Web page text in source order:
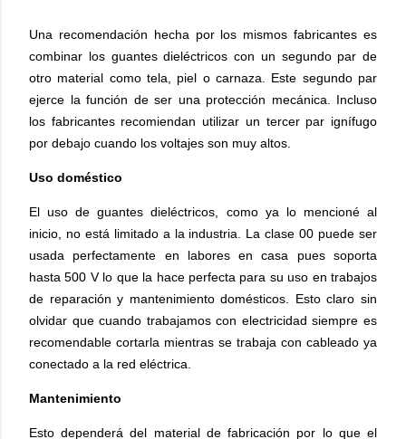
Una recomendación hecha por los mismos fabricantes es
combinar los guantes dieléctricos con un segundo par de
otro material como tela, piel o carnaza. Este segundo par
ejerce la función de ser una protección mecánica. Incluso
los fabricantes recomiendan utilizar un tercer par ignífugo
por debajo cuando los voltajes son muy altos.
Uso doméstico
El uso de guantes dieléctricos, como ya lo mencioné al
inicio, no está limitado a la industria. La clase 00 puede ser
usada perfectamente en labores en casa pues soporta
hasta 500 V lo que la hace perfecta para su uso en trabajos
de reparación y mantenimiento domésticos. Esto claro sin
olvidar que cuando trabajamos con electricidad siempre es
recomendable cortarla mientras se trabaja con cableado ya
conectado a la red eléctrica.
Mantenimiento
Esto dependerá del material de fabricación por lo que el